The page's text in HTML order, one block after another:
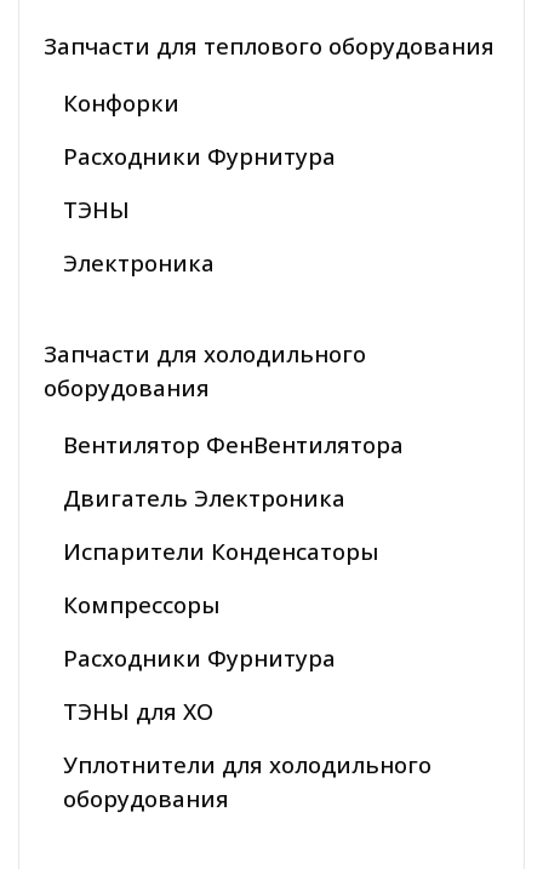
Запчасти для теплового оборудования
Конфорки
Расходники Фурнитура
ТЭНЫ
Электроника
Запчасти для холодильного
оборудования
Вентилятор ФенВентилятора
Двигатель Электроника
Испарители Конденсаторы
Компрессоры
Расходники Фурнитура
ТЭНЫ для ХО
Уплотнители для холодильного
оборудования